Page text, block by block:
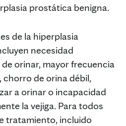
prostática benigna.
de la hiperplasia
necesidad
orinar, mayor frecuencia
chorro de orina débil,
a orinar o incapacidad
la vejiga. Para todos
tratamiento, incluido